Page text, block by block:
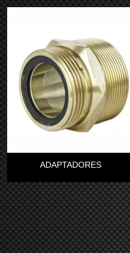
ADAPTADORES